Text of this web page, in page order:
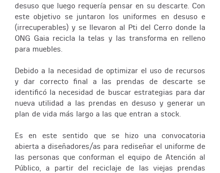
desuso que luego requería pensar en su descarte. Con
este objetivo se juntaron los uniformes en desuso e
(irrecuperables) y se llevaron al Pti del Cerro donde la
ONG Gaia recicla la telas y las transforma en relleno
para muebles.
Debido a la necesidad de optimizar el uso de recursos
y dar correcto final a las prendas de descarte se
identificó la necesidad de buscar estrategias para dar
nueva utilidad a las prendas en desuso y generar un
plan de vida más largo a las que entran a stock.
Es en este sentido que se hizo una convocatoria
abierta a diseñadores/as para rediseñar el uniforme de
las personas que conforman el equipo de Atención al
Público, a partir del reciclaje de las viejas prendas